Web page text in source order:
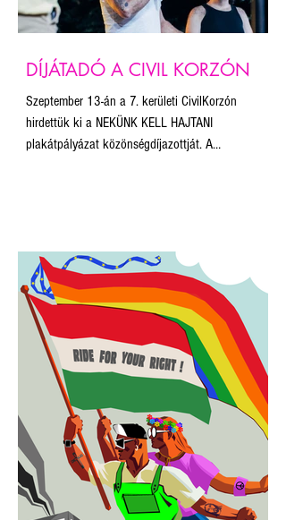
DÍJÁTADÓ A CIVIL KORZÓN
Szeptember 13-án a 7. kerületi CivilKorzón
hirdettük ki a NEKÜNK KELL HAJTANI
plakátpályázat közönségdíjazottját. A